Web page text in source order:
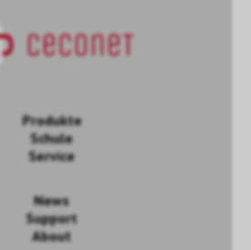
Produkte
Schule
Service
News
Support
About